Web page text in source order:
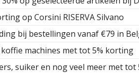
op Corsini RISERVA Silvano
bij bestellingen vanaf €79 in
machines met tot 5% korting
suiker en nog veel meer met